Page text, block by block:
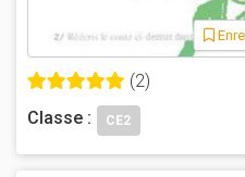
(2)
Classe :
CE2